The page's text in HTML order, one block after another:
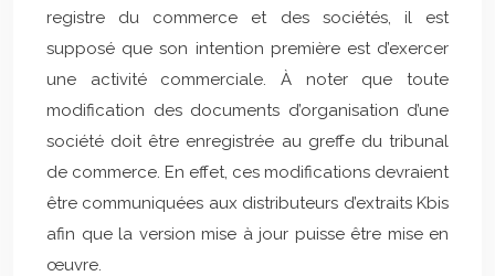
registre du commerce et des sociétés, il est
supposé que son intention première est d’exercer
une activité commerciale. À noter que toute
modification des documents d’organisation d’une
société doit être enregistrée au greffe du tribunal
de commerce. En effet, ces modifications devraient
être communiquées aux distributeurs d’extraits Kbis
afin que la version mise à jour puisse être mise en
œuvre.